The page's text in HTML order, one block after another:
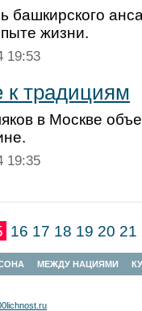
башкирского
жизни.
19:53
к традициям
в Москве
19:35
16 17 18 19 20 21
МЕЖДУ НАЦИЯМИ